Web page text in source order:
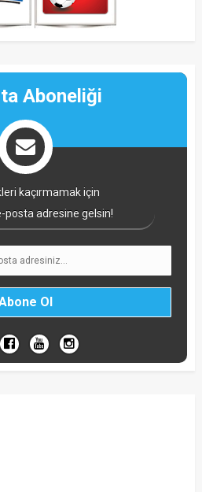
Aboneliği
kaçırmamak için
posta adresine gelsin!